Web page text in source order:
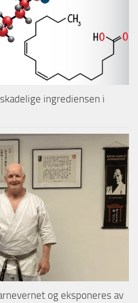
ingrediensen i
og eksponeres av